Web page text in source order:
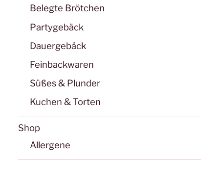
Belegte Brötchen
Partygebäck
Dauergebäck
Feinbackwaren
Süßes & Plunder
Kuchen & Torten
Shop
Allergene